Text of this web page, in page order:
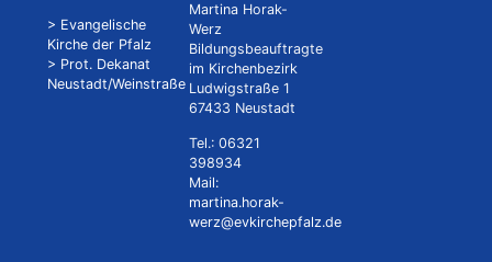
> Evangelische
Kirche der Pfalz
> Prot. Dekanat
Neustadt/Weinstraße
Martina Horak-
Werz
Bildungsbeauftragte
im Kirchenbezirk
Ludwigstraße 1
67433 Neustadt
Tel.: 06321
398934
Mail:
martina.horak-
werz@evkirchepfalz.de